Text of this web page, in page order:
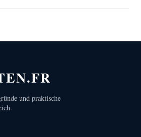
und praktische